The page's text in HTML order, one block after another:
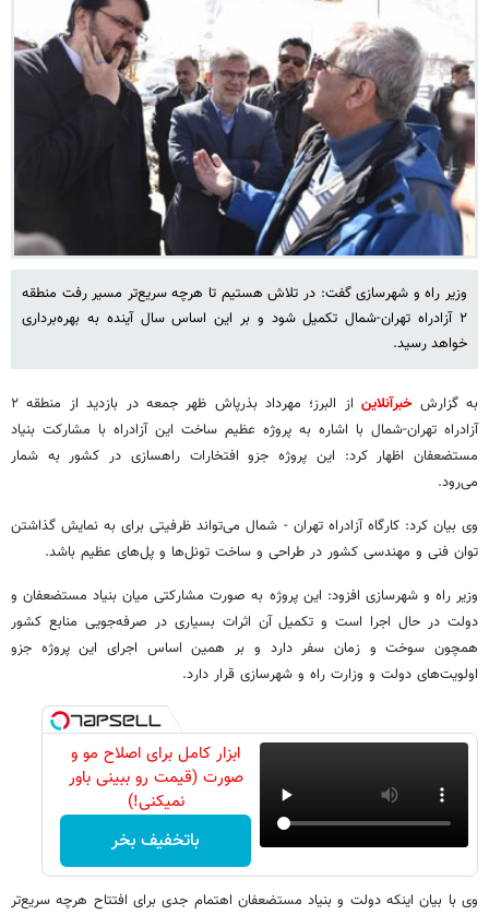
وزیر راه و شهرسازی گفت: در تلاش هستیم تا هرچه سریع‌تر مسیر رفت منطقه
۲ آزادراه تهران-شمال تکمیل شود و بر این اساس سال آینده به بهره‌برداری
خواهد رسید.
به گزارشخبرآنلاین
از البرز؛ مهرداد بذرپاش ظهر جمعه در بازدید از منطقه ۲
آزادراه تهران-شمال با اشاره به پروژه عظیم ساخت این آزادراه با مشارکت بنیاد
مستضعفان اظهار کرد: این پروژه جزو افتخارات راهسازی در کشور به شمار
می‌رود.
وی بیان کرد: کارگاه آزادراه تهران - شمال می‌تواند ظرفیتی برای به نمایش گذاشتن
توان فنی و مهندسی کشور در طراحی و ساخت تونل‌ها و پل‌های عظیم باشد.
وزیر راه و شهرسازی افزود: این پروژه به صورت مشارکتی میان بنیاد مستضعفان و
دولت در حال اجرا است و تکمیل آن اثرات بسیاری در صرفه‌جویی منابع کشور
همچون سوخت و زمان سفر دارد و بر همین اساس اجرای این پروژه جزو
اولویت‌های دولت و وزارت راه و شهرسازی قرار دارد.
ابزار کامل برای اصلاح مو و
صورت (قیمت رو ببینی باور
نمیکنی!)
باتخفیف بخر
وی با بیان اینکه دولت و بنیاد مستضعفان اهتمام جدی برای افتتاح هرچه سریع‌تر